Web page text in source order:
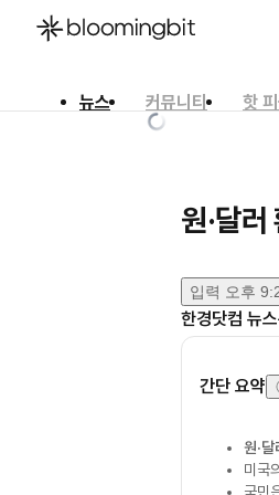
뉴스 커뮤니티 핫
원·달
입력 오후
한경닷컴 뉴
간단 요약
원·
미국의